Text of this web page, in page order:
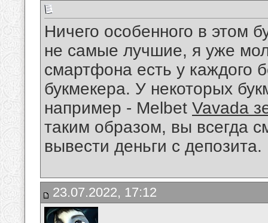
Ничего особенного в этом
не самые лучшие, я уже
смартфона есть у каждого
букмекера. У некоторых
например - Melbet Vavada
таким образом, вы всегда
вывести деньги с депозита.
23.07.2022, 17:12